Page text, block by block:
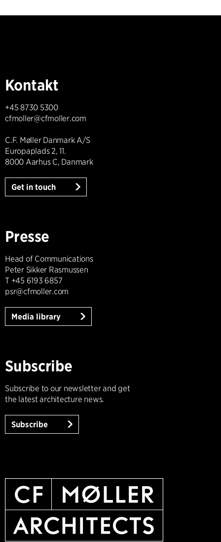
Kontakt
+45 8730 5300
cfmoller@cfmoller.com
C.F. Møller Danmark A/S
Europaplads 2, 11.
8000 Aarhus C, Danmark
Get in touch
Presse
Head of Communications
Peter Sikker Rasmussen
T +45 6193 6857
psr@cfmoller.com
Media library
Subscribe
Subscribe to our newsletter and get
the latest architecture news.
Subscribe